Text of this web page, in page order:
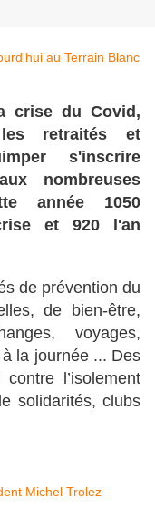
crise du Covid,
les retraités et
s'inscrire
nombreuses
année 1050
et 920 l'an
de prévention du
de bien-être,
voyages,
la journée ... Des
l’isolement
solidarités, clubs